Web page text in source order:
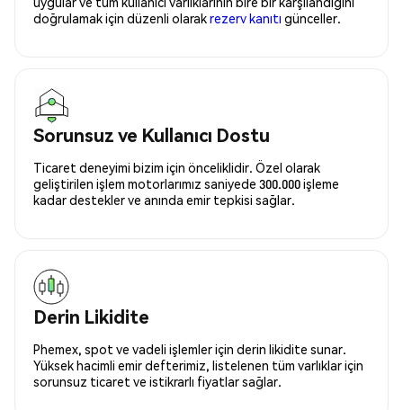
doğrulamak için düzenli olarakrezerv kanıtı günceller.
Sorunsuz ve Kullanıcı Dostu
Ticaret deneyimi bizim için önceliklidir. Özel olarak
geliştirilen işlem motorlarımız saniyede 300.000 işleme
kadar destekler ve anında emir tepkisi sağlar.
Derin Likidite
Phemex, spot ve vadeli işlemler için derin likidite sunar.
Yüksek hacimli emir defterimiz, listelenen tüm varlıklar için
sorunsuz ticaret ve istikrarlı fiyatlar sağlar.